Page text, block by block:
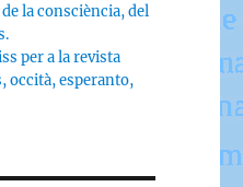
la consciència, del
per a la revista
occità, esperanto,